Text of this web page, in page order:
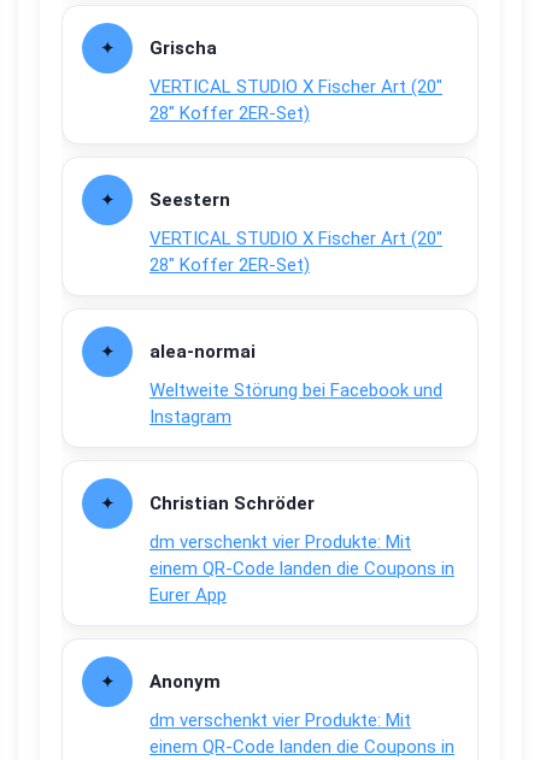
Grischa
VERTICAL STUDIO X Fischer Art (20″
28″ Koffer 2ER-Set)
Seestern
VERTICAL STUDIO X Fischer Art (20″
28″ Koffer 2ER-Set)
alea-normai
Weltweite Störung bei Facebook und
Instagram
Christian Schröder
dm verschenkt vier Produkte: Mit
einem QR-Code landen die Coupons in
Eurer App
Anonym
dm verschenkt vier Produkte: Mit
einem QR-Code landen die Coupons in